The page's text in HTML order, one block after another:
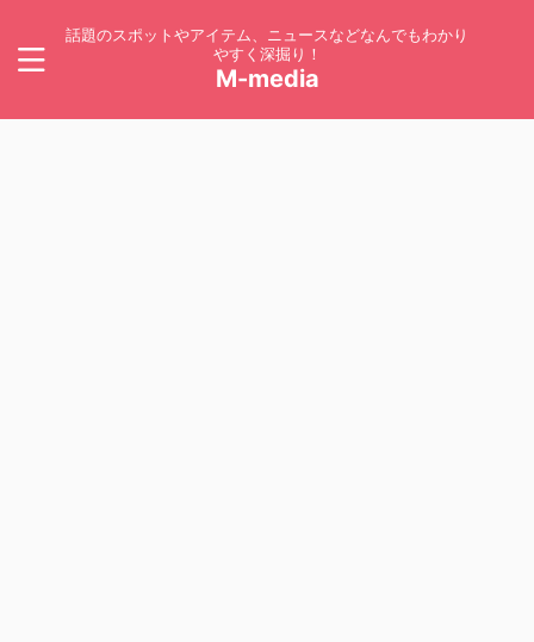
話題のスポットやアイテム、ニュースなどなんでもわかり
やすく深掘り！
M-media